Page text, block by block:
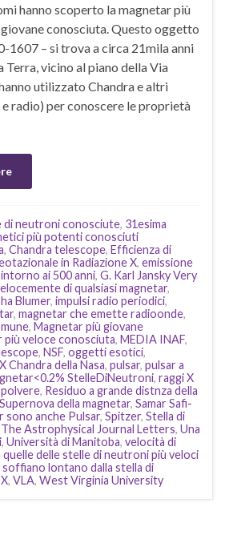
hanno scoperto la magnetar più
conosciuta. Questo oggetto
1607 – si trova a circa 21mila anni
Terra, vicino al piano della Via
utilizzato Chandra e altri
radio) per conoscere le proprietà
di neutroni conosciute, 31esima
più potenti conosciuti
, Chandra telescope, Efficienza di
in Radiazione X, emissione
ai 500 anni, G. Karl Jansky Very
di qualsiasi magnetar,
Blumer, impulsi radio periodici,
, magnetar che emette radioonde,
, Magnetar più giovane
più veloce conosciuta, MEDIA INAF,
, NSF, oggetti esotici,
Chandra della Nasa, pulsar, pulsar a
StelleDiNeutroni, raggi X
, Residuo a grande distnza della
della magnetar, Samar Safi-
sono anche Pulsar, Spitzer, Stella di
The Astrophysical Journal Letters, Una
, Università di Manitoba, velocità di
delle stelle di neutroni più veloci
lontano dalla stella di
, VLA, West Virginia University